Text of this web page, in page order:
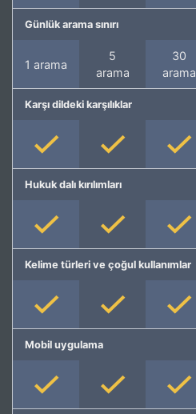
Günlük arama sınırı
1 arama
5
arama
30
arama
Karşı dildeki karşılıklar
Hukuk dalı kırılımları
Kelime türleri ve çoğul kullanımlar
Mobil uygulama